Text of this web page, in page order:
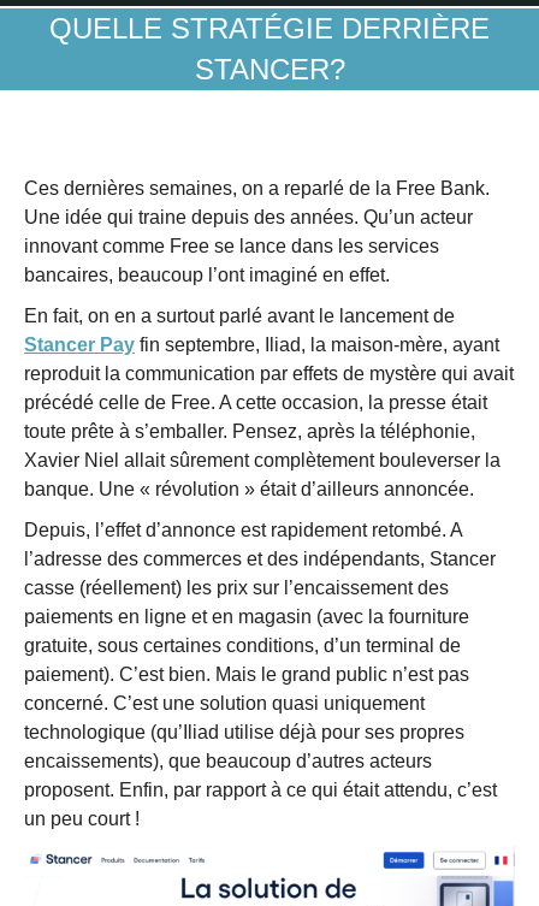
QUELLE STRATÉGIE DERRIÈRE
STANCER?
Ces dernières semaines, on a reparlé de la Free Bank.
Une idée qui traine depuis des années. Qu’un acteur
innovant comme Free se lance dans les services
bancaires, beaucoup l’ont imaginé en effet.
En fait, on en a surtout parlé avant le lancement de
Stancer Pay fin septembre, Iliad, la maison-mère, ayant
reproduit la communication par effets de mystère qui avait
précédé celle de Free. A cette occasion, la presse était
toute prête à s’emballer. Pensez, après la téléphonie,
Xavier Niel allait sûrement complètement bouleverser la
banque. Une « révolution » était d’ailleurs annoncée.
Depuis, l’effet d’annonce est rapidement retombé. A
l’adresse des commerces et des indépendants, Stancer
casse (réellement) les prix sur l’encaissement des
paiements en ligne et en magasin (avec la fourniture
gratuite, sous certaines conditions, d’un terminal de
paiement). C’est bien. Mais le grand public n’est pas
concerné. C’est une solution quasi uniquement
technologique (qu’Iliad utilise déjà pour ses propres
encaissements), que beaucoup d’autres acteurs
proposent. Enfin, par rapport à ce qui était attendu, c’est
un peu court !